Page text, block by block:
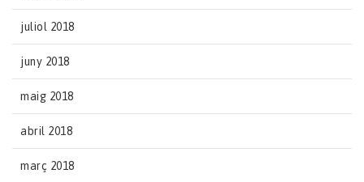
juliol 2018
juny 2018
maig 2018
abril 2018
març 2018